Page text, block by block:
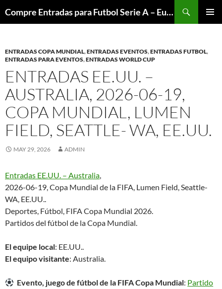
to
Compre Entradas para Futbol Serie A – Europa League – Premier League – Bundesliga
ENTRADAS COPA MUNDIAL,ENTRADAS EVENTOS,ENTRADAS FUTBOL,
ENTRADAS PARA EVENTOS,ENTRADAS WORLD CUP
ENTRADAS EE.UU. –
AUSTRALIA, 2026-06-19,
COPA MUNDIAL, LUMEN
FIELD, SEATTLE- WA, EE.UU.
MAY 29, 2026 ADMIN
Entradas EE.UU. – Australia,
2026-06-19, Copa Mundial de la FIFA, Lumen Field, Seattle-
WA, EE.UU..
Deportes, Fútbol, FIFA Copa Mundial 2026.
Partidos del fútbol de la Copa Mundial.
El equipe local: EE.UU..
El equipo visitante: Australia.
Evento, juego de fútbol de la FIFA Copa Mundial: Partido